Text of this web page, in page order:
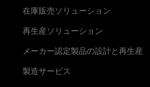
在庫販売ソリューション
再生産ソリューション
メーカー認定製品の設計と再生産
製造サービス